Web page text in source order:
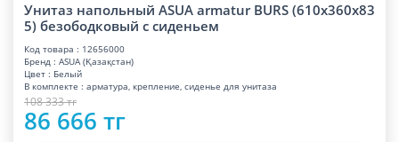
Унитаз напольный ASUA armatur BURS (610x360x83
5) безободковый с сиденьем
Код товара : 12656000
Бренд : ASUA (Қазақстан)
Цвет : Белый
В комплекте : арматура, крепление, сиденье для унитаза
108 333 тг
86 666 тг